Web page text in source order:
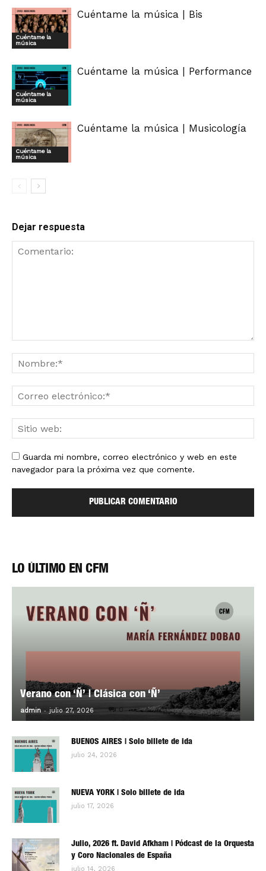
Cuéntame la
música
Cuéntame la música | Bis
Cuéntame la
música
Cuéntame la música | Performance
Cuéntame la
música
Cuéntame la música | Musicología
Dejar respuesta
Guarda mi nombre, correo electrónico y web en este
navegador para la próxima vez que comente.
LO ÚLTIMO EN CFM
Verano con ‘Ñ’ | Clásica con ‘Ñ’
admin - julio 27, 2026 0
BUENOS AIRES | Solo billete de ida
julio 24, 2026
NUEVA YORK | Solo billete de ida
julio 17, 2026
Julio, 2026 ft. David Afkham | Pódcast de la Orquesta
y Coro Nacionales de España
julio 14, 2026